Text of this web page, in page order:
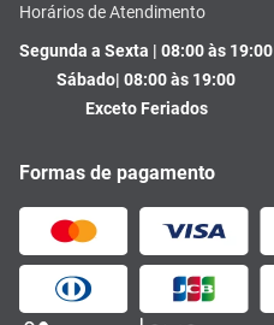
Horários de Atendimento
Segunda a Sexta | 08:00 às 19:00
Sábado| 08:00 às 19:00
Exceto Feriados
Formas de pagamento